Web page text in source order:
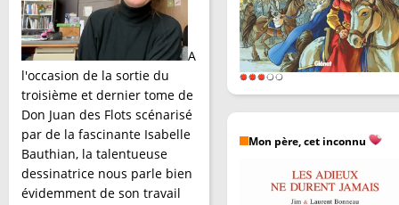
A
l'occasion de la sortie du
troisième et dernier tome de
Don Juan des Flots scénarisé
par de la fascinante Isabelle
Bauthian, la talentueuse
dessinatrice nous parle bien
évidemment de son travail
Mon père, cet inconnu